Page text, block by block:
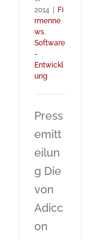
2014
Fi
rmenne
ws,
Software
-
Entwickl
ung
Press
emitt
eilun
g Die
von
Adicc
on